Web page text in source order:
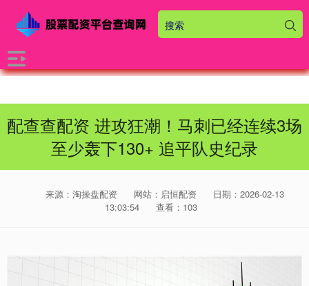
配查查配资 进攻狂潮！马刺已经连续3场
至少轰下130+ 追平队史纪录
来源：淘操盘配资 网站：启恒配资
日期：2026-02-13
13:03:54
查看：103